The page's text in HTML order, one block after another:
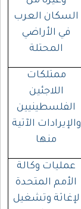
السكان العرب
في الأراضي
المحتلة
ممتلكات
اللاجئين
الفلسطينيين
والإيرادات الآتية
منها
عمليات وكالة
الأمم المتحدة
لإغاثة وتشغيل